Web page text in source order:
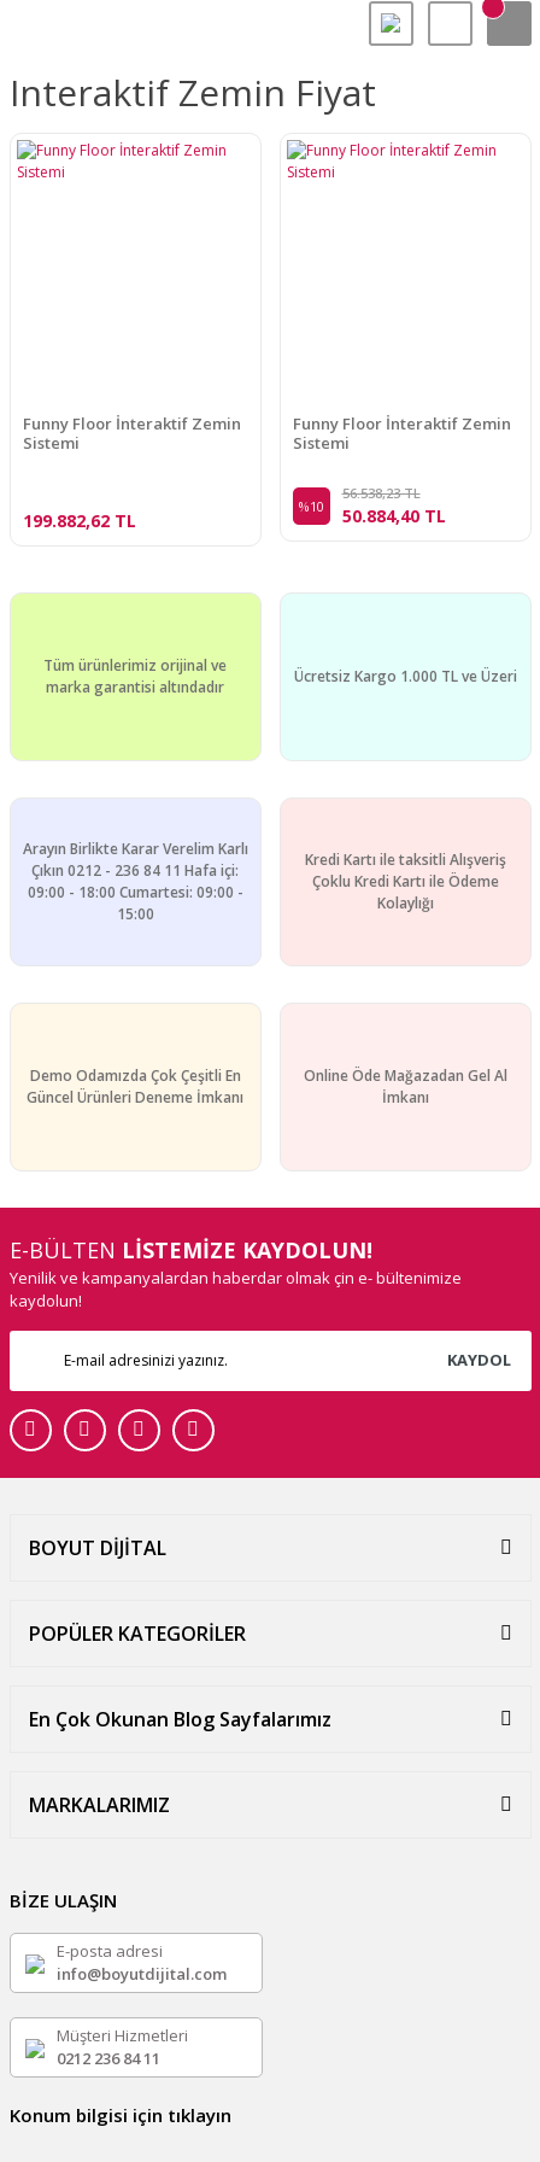
Interaktif Zemin Fiyat
Funny Floor İnteraktif Zemin
Sistemi
199.882,62 TL
Funny Floor İnteraktif Zemin
Sistemi
%10
56.538,23 TL
50.884,40 TL
Tüm ürünlerimiz orijinal ve
marka garantisi altındadır
Ücretsiz Kargo 1.000 TL ve Üzeri
Arayın Birlikte Karar Verelim Karlı
Çıkın 0212 - 236 84 11 Hafa içi:
09:00 - 18:00 Cumartesi: 09:00 -
15:00
Kredi Kartı ile taksitli Alışveriş
Çoklu Kredi Kartı ile Ödeme
Kolaylığı
Demo Odamızda Çok Çeşitli En
Güncel Ürünleri Deneme İmkanı
Online Öde Mağazadan Gel Al
İmkanı
E-BÜLTEN LİSTEMİZE KAYDOLUN!
Yenilik ve kampanyalardan haberdar olmak çin e- bültenimize
kaydolun!
KAYDOL
BOYUT DİJİTAL
POPÜLER KATEGORİLER
En Çok Okunan Blog Sayfalarımız
MARKALARIMIZ
BİZE ULAŞIN
E-posta adresi
info@boyutdijital.com
Müşteri Hizmetleri
0212 236 84 11
Konum bilgisi için tıklayın